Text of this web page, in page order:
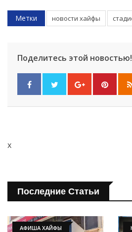
Метки новости хайфы
Поделитесь этой новостью!
x
Последние Статьи
АФИША ХАЙФЫ